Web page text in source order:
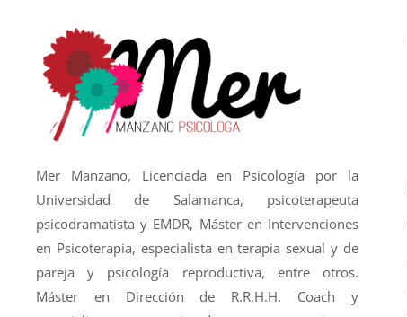
Mer Manzano, Licenciada en Psicología por la
Universidad de Salamanca, psicoterapeuta
psicodramatista y EMDR, Máster en Intervenciones
en Psicoterapia, especialista en terapia sexual y de
pareja y psicología reproductiva, entre otros.
Máster en Dirección de R.R.H.H. Coach y